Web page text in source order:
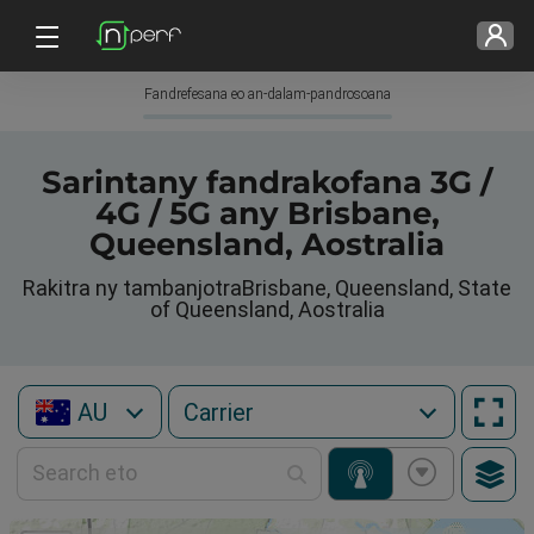
Fandrefesana eo an-dalam-pandrosoana
Sarintany fandrakofana 3G /
4G / 5G any Brisbane,
Queensland, Aostralia
Rakitra ny tambanjotraBrisbane, Queensland, State
of Queensland, Aostralia
AU